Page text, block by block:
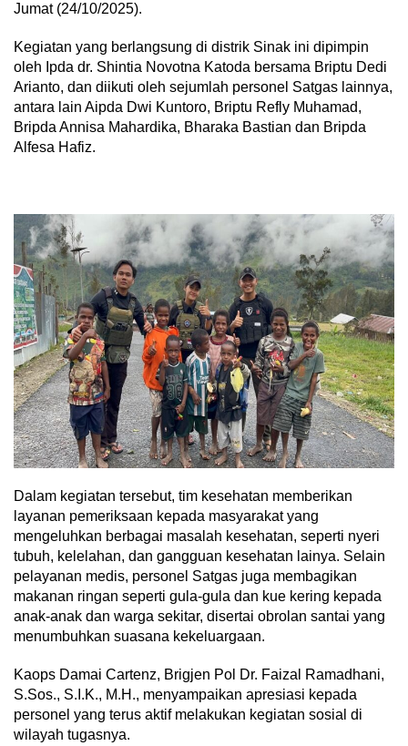
Jumat (24/10/2025).
Kegiatan yang berlangsung di distrik Sinak ini dipimpin
oleh Ipda dr. Shintia Novotna Katoda bersama Briptu Dedi
Arianto, dan diikuti oleh sejumlah personel Satgas lainnya,
antara lain Aipda Dwi Kuntoro, Briptu Refly Muhamad,
Bripda Annisa Mahardika, Bharaka Bastian dan Bripda
Alfesa Hafiz.
Dalam kegiatan tersebut, tim kesehatan memberikan
layanan pemeriksaan kepada masyarakat yang
mengeluhkan berbagai masalah kesehatan, seperti nyeri
tubuh, kelelahan, dan gangguan kesehatan lainya. Selain
pelayanan medis, personel Satgas juga membagikan
makanan ringan seperti gula-gula dan kue kering kepada
anak-anak dan warga sekitar, disertai obrolan santai yang
menumbuhkan suasana kekeluargaan.
Kaops Damai Cartenz, Brigjen Pol Dr. Faizal Ramadhani,
S.Sos., S.I.K., M.H., menyampaikan apresiasi kepada
personel yang terus aktif melakukan kegiatan sosial di
wilayah tugasnya.